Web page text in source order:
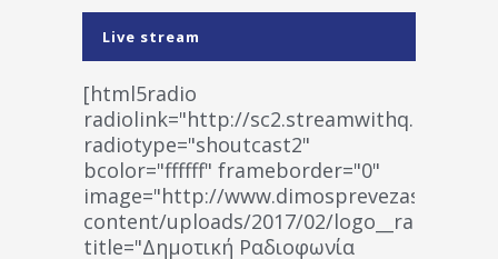
Live stream
[html5radio
radiolink="http://
radiotype="shoutcast2"
bcolor="ffffff" frameborder="0"
image="http://www.dimosprevezas.gr/wp-
content/uploads/2017/02/
title="Δημοτική Ραδιοφωνία